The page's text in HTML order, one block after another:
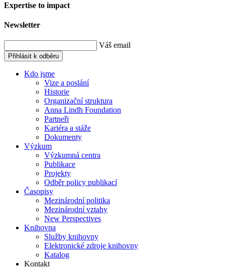
Expertise to impact
Newsletter
Váš email
Přihlásit k odběru
Kdo jsme
Vize a poslání
Historie
Organizační struktura
Anna Lindh Foundation
Partneři
Kariéra a stáže
Dokumenty
Výzkum
Výzkumná centra
Publikace
Projekty
Odběr policy publikací
Časopisy
Mezinárodní politika
Mezinárodní vztahy
New Perspectives
Knihovna
Služby knihovny
Elektronické zdroje knihovny
Katalog
Kontakt